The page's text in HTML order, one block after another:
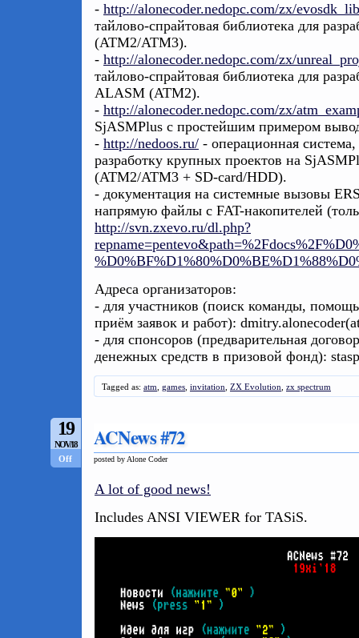
- http://alonecoder.nedopc.com/zx/
тайлово-спрайтовая библиотека для
(ATM2/ATM3).
- http://alonecoder.nedopc.com/zx/
тайлово-спрайтовая библиотека для
ALASM (ATM2).
- http://alonecoder.nedopc.com/zx/
SjASMPlus с простейшим примером
- http://nedoos.ru/ - операционная
разработку крупных проектов на
(ATM2/ATM3 + SD-card/HDD).
- документация на системные вызовы
напрямую файлы с FAT-накопителей
http://svn.zxevo.ru/dl.php?
Адреса организаторов:
- для участников (поиск команды,
приём заявок и работ):
- для спонсоров (предварительная
денежных средств в призовой фонд):
Tagged as: atm games invitation ZX Evolution zx spectrum
19
NOV/18
Off
ACNews #72
posted by Alone Coder
A lot of good news!
Includes ANSI VIEWER for TASiS.